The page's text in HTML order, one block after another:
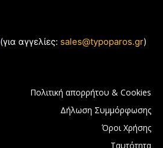
(για αγγελίες: sales@typoparos.gr)
Πολιτική απορρήτου & Cookies
Δήλωση Συμμόρφωσης
Όροι Χρήσης
Ταυτότητα